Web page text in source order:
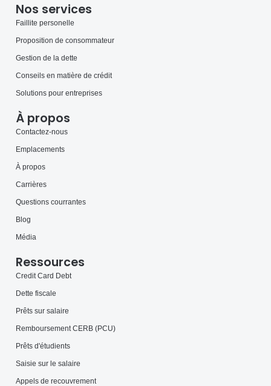
Nos services
Faillite personelle
Proposition de consommateur
Gestion de la dette
Conseils en matière de crédit
Solutions pour entreprises
À propos
Contactez-nous
Emplacements
À propos
Carrières
Questions courrantes
Blog
Média
Ressources
Credit Card Debt
Dette fiscale
Prêts sur salaire
Remboursement CERB (PCU)
Prêts d'étudients
Saisie sur le salaire
Appels de recouvrement